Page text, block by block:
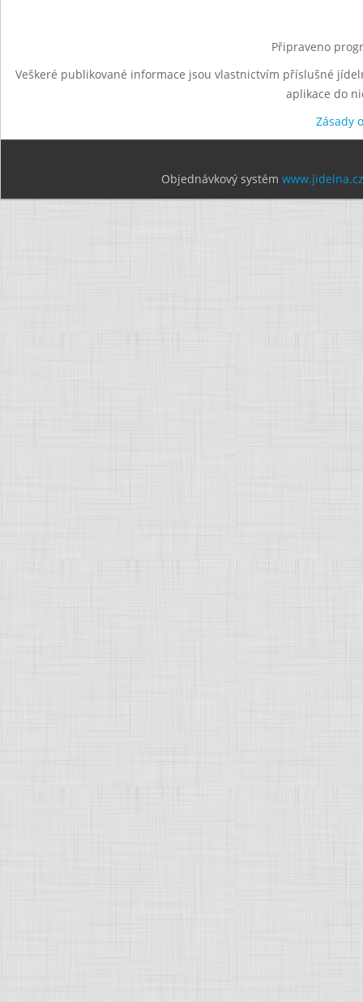
Připraveno
Veškeré publikované informace jsou vlastnictvím příslušné
aplikace do
Zásady
Objednávkový systém www.jidelna.cz